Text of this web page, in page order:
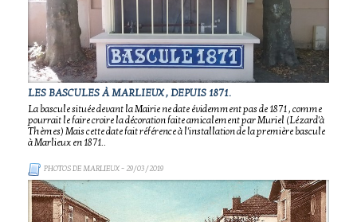
LES BASCULES À MARLIEUX , DEPUIS 1871.
La bascule située devant la Mairie ne date évidemment pas de 1871 , comme
pourrait le faire croire la décoration faite amicalement par Muriel (Lézard'à
Thèmes) Mais cette date fait référence à l'installation de la première bascule
à Marlieux en 1871..
PHOTOS DE MARLIEUX- 29/03/2019